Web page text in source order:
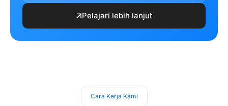
Pelajari lebih lanjut
Cara Kerja Kami